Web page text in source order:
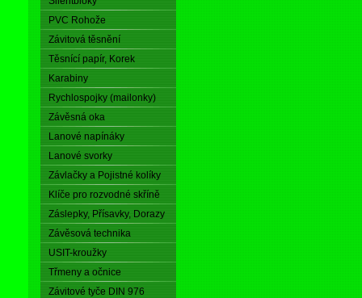
PVC Rohože
Závitová těsnění
Těsnící papír, Korek
Karabiny
Rychlospojky (mailonky)
Závěsná oka
Lanové napínáky
Lanové svorky
Závlačky a Pojistné kolíky
Klíče pro rozvodné skříně
Záslepky, Přísavky, Dorazy
Závěsová technika
USIT-kroužky
Třmeny a očnice
Závitové tyče DIN 976